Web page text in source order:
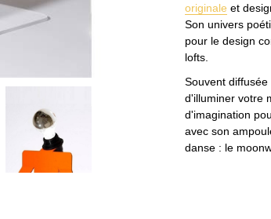
originale et
Son univers
pour le design
lofts.
Souvent
d'illuminer votre
d'imagination
avec son
danse : le